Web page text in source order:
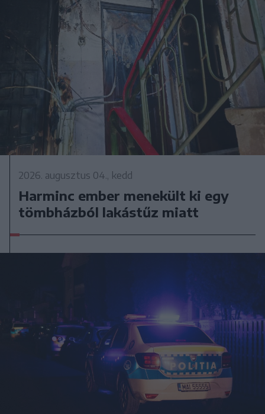
2026. augusztus 04., kedd
Harminc ember menekült ki egy
tömbházból lakástűz miatt